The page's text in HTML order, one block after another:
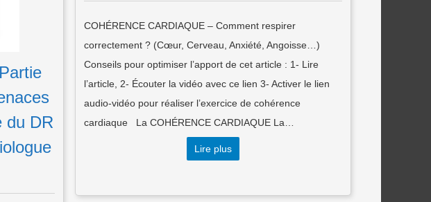
du DR
COHÉRENCE CARDIAQUE – Comment respirer
correctement ? (Cœur, Cerveau, Anxiété, Angoisse…)
Conseils pour optimiser l’apport de cet article : 1- Lire
l’article, 2- Écouter la vidéo avec ce lien 3- Activer le lien
audio-vidéo pour réaliser l’exercice de cohérence
cardiaque La COHÉRENCE CARDIAQUE La…
Lire plus